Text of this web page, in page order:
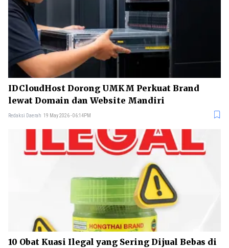
IDCloudHost Dorong UMKM Perkuat Brand
lewat Domain dan Website Mandiri
Redaksi Daerah 19 May 2026 - 06:14PM
10 Obat Kuasi Ilegal yang Sering Dijual Bebas di